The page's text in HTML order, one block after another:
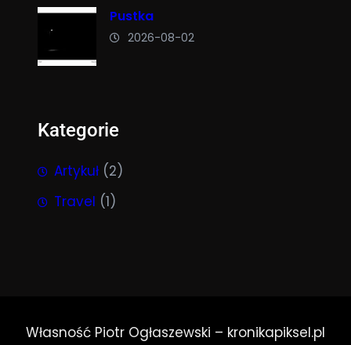
Pustka
2026-08-02
Kategorie
Artykuł(2)
Travel (1)
Własność Piotr Ogłaszewski – kronikapiksel.pl